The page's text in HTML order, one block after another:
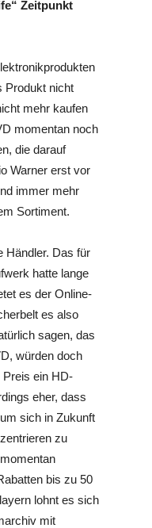
Zeitpunkt
Produkt nicht
mehr kaufen
momentan noch
die darauf
Warner erst vor
immer mehr
Sortiment.
Händler. Das für
hatte lange
es der Online-
es also
sagen, das
würden doch
Preis ein HD-
eher, dass
sich in Zukunft
zu
bis zu 50
lohnt es sich
mit